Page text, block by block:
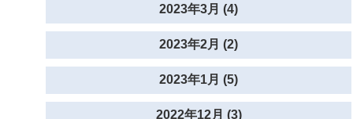
2023年3月 (4)
2023年2月 (2)
2023年1月 (5)
2022年12月 (3)